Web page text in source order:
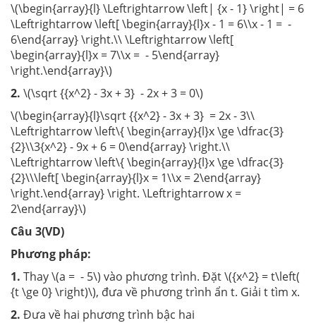
\(\begin{array}{l} \Leftrightarrow \left| {x - 1} \right| = 6
\Leftrightarrow \left[ \begin{array}{l}x - 1 = 6\\x - 1 = -
6\end{array} \right.\\ \Leftrightarrow \left[
\begin{array}{l}x = 7\\x = - 5\end{array}
\right.\end{array}\)
2. \(\sqrt {{x^2} - 3x + 3} - 2x + 3 = 0\)
\(\begin{array}{l}\sqrt {{x^2} - 3x + 3} = 2x - 3\\
\Leftrightarrow \left\{ \begin{array}{l}x \ge \dfrac{3}
{2}\\3{x^2} - 9x + 6 = 0\end{array} \right.\\
\Leftrightarrow \left\{ \begin{array}{l}x \ge \dfrac{3}
{2}\\\left[ \begin{array}{l}x = 1\\x = 2\end{array}
\right.\end{array} \right. \Leftrightarrow x =
2\end{array}\)
Câu 3(VD)
Phương pháp:
1. Thay \(a = - 5\) vào phương trình. Đặt \({x^2} = t\left(
{t \ge 0} \right)\), đưa về phương trình ẩn t. Giải t tìm x.
2. Đưa về hai phương trình bậc hai